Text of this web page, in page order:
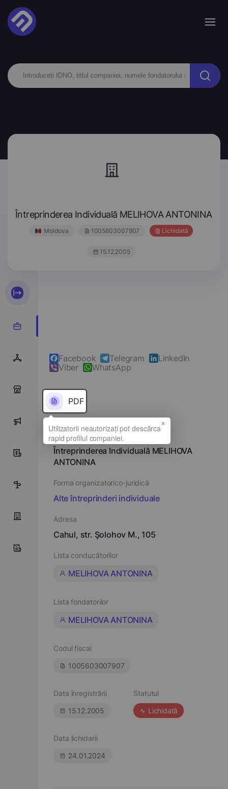
Întreprinderea Individuală MELIHOVA ANTONINA
Moldova 1005603007907 Lichidată
15.12.2005
0
3
Facebook Telegram
LinkedIn
Viber
WhatsApp
PDF
Denumirea completă
Întreprinderea Individuală MELIHOVA
ANTONINA
Forma organizatorico-juridică
Alte întreprinderi individuale
Adresa
Cahul, str. Şolohov M., 105
Lista conducătorilor
MELIHOVA ANTONINA
Lista fondatorilor
MELIHOVA ANTONINA
Codul fiscal
1005603007907
Data înregistrării
15.12.2005
Statutul
Lichidată
Data lichidarii
24.01.2024
×